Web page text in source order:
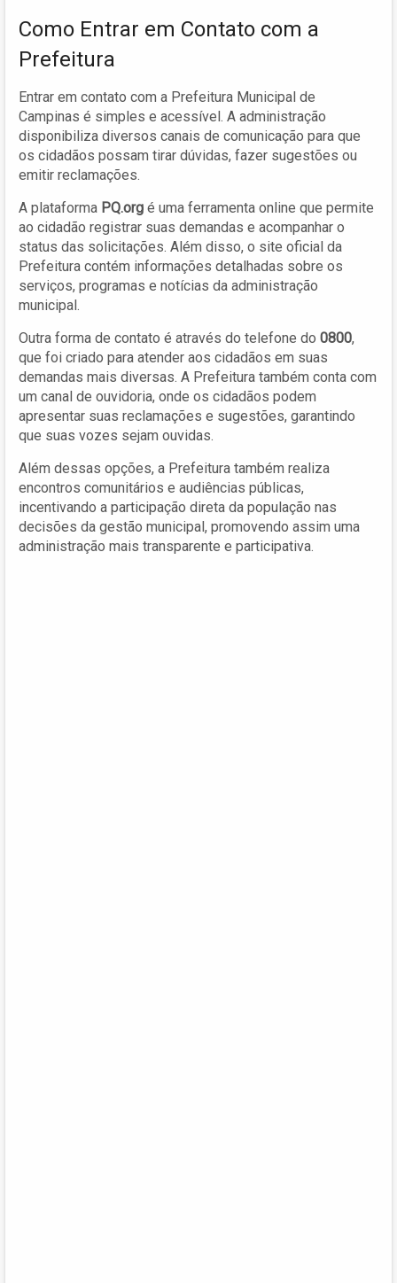
Como Entrar em Contato com a
Prefeitura
Entrar em contato com a Prefeitura Municipal de
Campinas é simples e acessível. A administração
disponibiliza diversos canais de comunicação para que
os cidadãos possam tirar dúvidas, fazer sugestões ou
emitir reclamações.
A plataforma PQ.org é uma ferramenta online que permite
ao cidadão registrar suas demandas e acompanhar o
status das solicitações. Além disso, o site oficial da
Prefeitura contém informações detalhadas sobre os
serviços, programas e notícias da administração
municipal.
Outra forma de contato é através do telefone do 0800,
que foi criado para atender aos cidadãos em suas
demandas mais diversas. A Prefeitura também conta com
um canal de ouvidoria, onde os cidadãos podem
apresentar suas reclamações e sugestões, garantindo
que suas vozes sejam ouvidas.
Além dessas opções, a Prefeitura também realiza
encontros comunitários e audiências públicas,
incentivando a participação direta da população nas
decisões da gestão municipal, promovendo assim uma
administração mais transparente e participativa.